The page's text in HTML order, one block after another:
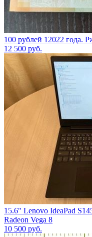
100 рублей 12022 года.
12 500 руб.
15.6" Lenovo IdeaPad
Radeon Vega 8
10 500 руб.